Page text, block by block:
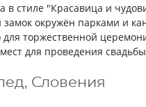
в стиле "Красавица и
замок окружён парками и
для торжественной
для проведения
Словения